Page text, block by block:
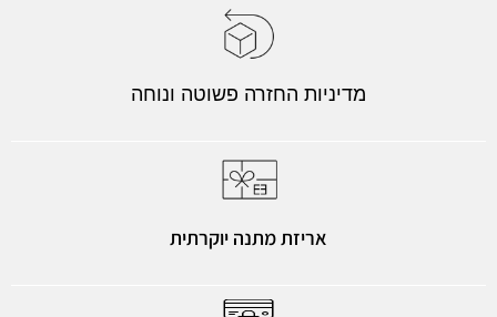
מדיניות החזרה פשוטה ונוחה
אריזת מתנה יוקרתית